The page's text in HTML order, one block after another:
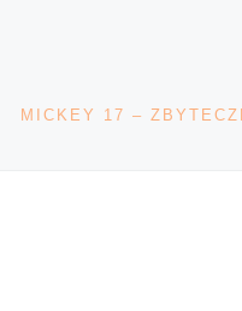
MICKEY 17 –